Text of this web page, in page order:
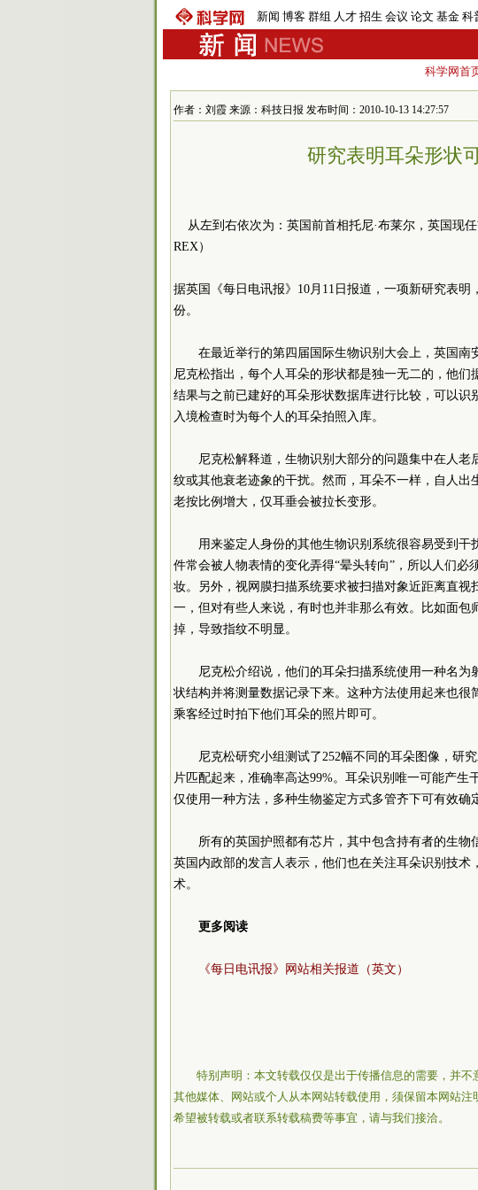
新闻 博客 群组 人才 招生 会议 论文 基金 科
科学网首
作者：刘霞 来源：科技日报 发布时间：2010-10-13 14:27:57
研究表明耳朵形状
从左到右依次为：英国前首相托尼·布莱尔，英国现
REX）
据英国《每日电讯报》10月11日报道，一项新研究表
份。
在最近举行的第四届国际生物识别大会上，英国南
尼克松指出，每个人耳朵的形状都是独一无二的，他
结果与之前已建好的耳朵形状数据库进行比较，可以
入境检查时为每个人的耳朵拍照入库。
尼克松解释道，生物识别大部分的问题集中在人
纹或其他衰老迹象的干扰。然而，耳朵不一样，自人
老按比例增大，仅耳垂会被拉长变形。
用来鉴定人身份的其他生物识别系统很容易受到
件常会被人物表情的变化弄得“晕头转向”，所以人们
妆。另外，视网膜扫描系统要求被扫描对象近距离直视
一，但对有些人来说，有时也并非那么有效。比如面
掉，导致指纹不明显。
尼克松介绍说，他们的耳朵扫描系统使用一种名
状结构并将测量数据记录下来。这种方法使用起来也
乘客经过时拍下他们耳朵的照片即可。
尼克松研究小组测试了252幅不同的耳朵图像，研
片匹配起来，准确率高达99%。耳朵识别唯一可能产
仅使用一种方法，多种生物鉴定方式多管齐下可有效确
所有的英国护照都有芯片，其中包含持有者的生物
英国内政部的发言人表示，他们也在关注耳朵识别技
术。
更多阅读
《每日电讯报》网站相关报道（英文）
特别声明：本文转载仅仅是出于传播信息的需要，并
其他媒体、网站或个人从本网站转载使用，须保留本网站
希望被转载或者联系转载稿费等事宜，请与我们接洽。